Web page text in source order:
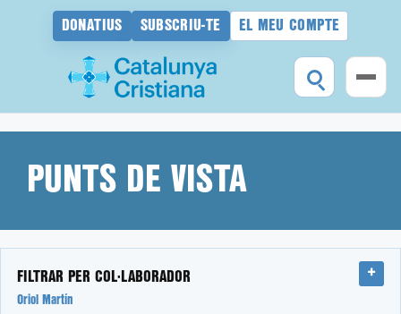
DONATIUS SUBSCRIU-TE EL MEU COMPTE
contingutPUNTS DE VISTA
FILTRAR PER COL·LABORADOR
Oriol Martín